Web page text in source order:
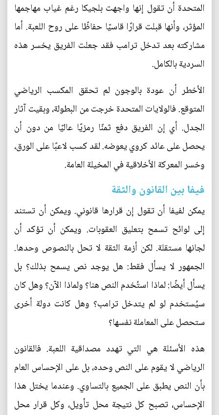
المتحدة أن تقول إنها واجهت بلجيكا رغم غياب مهاجمها
المؤثر، وأنها قبلت قرارًا قاسيًا حفاظًا على روح اللعبة. أما
مشاركته بعد تدخل ترامب فقد جعلت الفريق يخسر هذه
السردية بالكامل.
الأخطر أن عودة بالوجون لم تحقق المكسب الرياضي
المتوقع. فالولايات المتحدة خرجت من البطولة، وبقيت آثار
الجدل. أي إن الفريق دفع ثمنًا رمزيًا عاليًا من دون أن
يحصل على عائد كروي يعوضه. لقد كسب لاعبًا على الورق،
وخسر المعركة الأخلاقية في المخيلة العامة.
فيفا بين القانون والثقة
يمكن لفيفا أن تقول إن قرارها قانوني. ويمكن أن تستند
إلى لوائح تسمح بتعليق العقوبات. ويمكن أن تؤكد أن
لجانها مستقلة. لكن أزمة الثقة لا تحل بالنصوص وحدها.
الجمهور لا يسأل فقط: هل يوجد نص يسمح بذلك؟ بل
يسأل أيضًا: لماذا استُخدم النص هنا؟ ولماذا الآن؟ وهل كان
سيُستخدم لو لم يتدخل ترامب؟ وهل كانت دولة أخرى
ستحصل على المعاملة نفسها؟
هذه الأسئلة هي التي تهدد مصداقية اللعبة. فالقانون
الرياضي لا يقوم على النص وحده، بل على الإحساس العام
بأن النص يطبق على الجميع بالتساوي. وعندما يختل هذا
الإحساس، تصبح كل نتيجة محل تأويل، وكل قرار محل